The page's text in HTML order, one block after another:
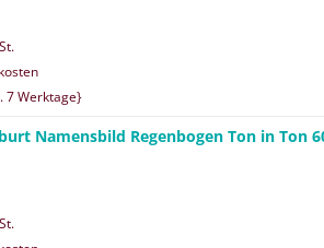
7 Werktage}
Namensbild Regenbogen Ton in Ton